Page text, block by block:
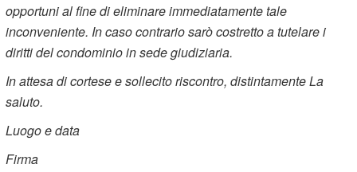
opportuni al fine di eliminare immediatamente tale
inconveniente. In caso contrario sarò costretto a tutelare i
diritti del condominio in sede giudiziaria.
In attesa di cortese e sollecito riscontro, distintamente La
saluto.
Luogo e data
Firma